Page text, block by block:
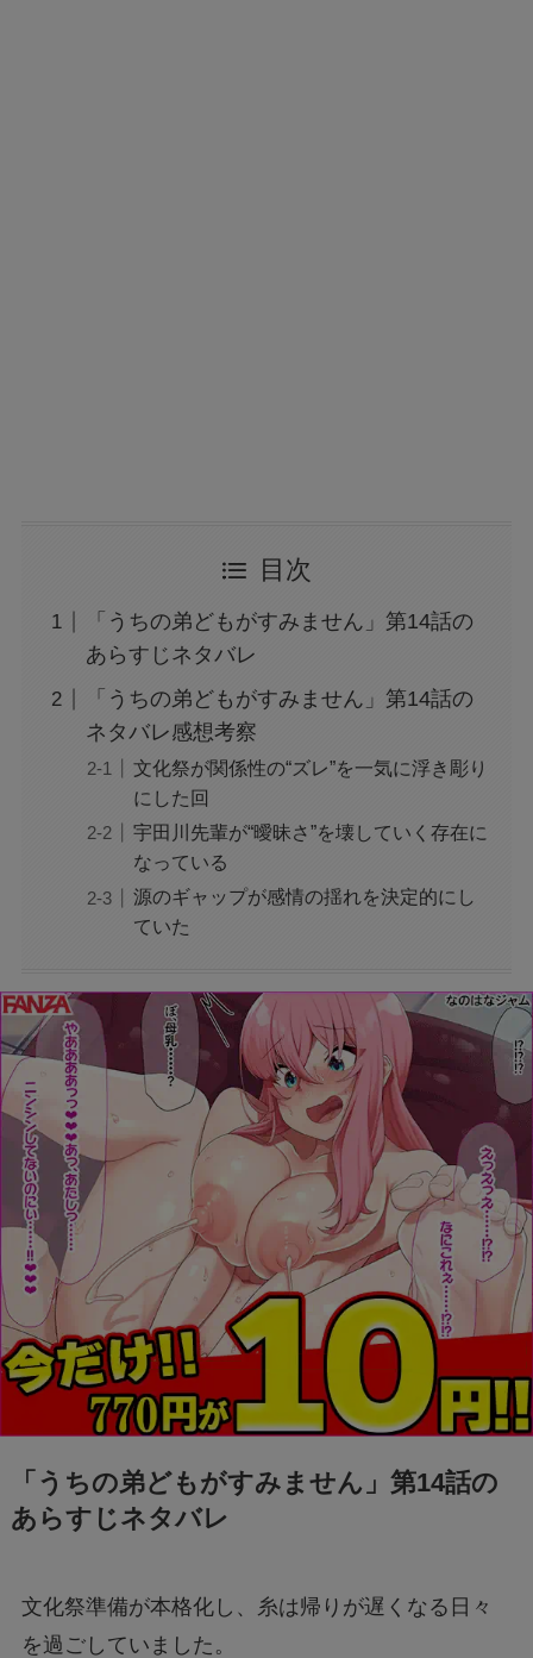
目次
「うちの弟どもがすみません」第14話の
あらすじネタバレ
「うちの弟どもがすみません」第14話の
ネタバレ感想考察
文化祭が関係性の“ズレ”を一気に浮き彫り
にした回
宇田川先輩が“曖昧さ”を壊していく存在に
なっている
源のギャップが感情の揺れを決定的にし
ていた
「うちの弟どもがすみません」第14話の
あらすじネタバレ
文化祭準備が本格化し、糸は帰りが遅くなる日々
を過ごしていました。